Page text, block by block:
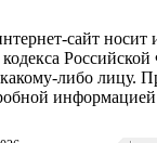
сайт
либо лицу.